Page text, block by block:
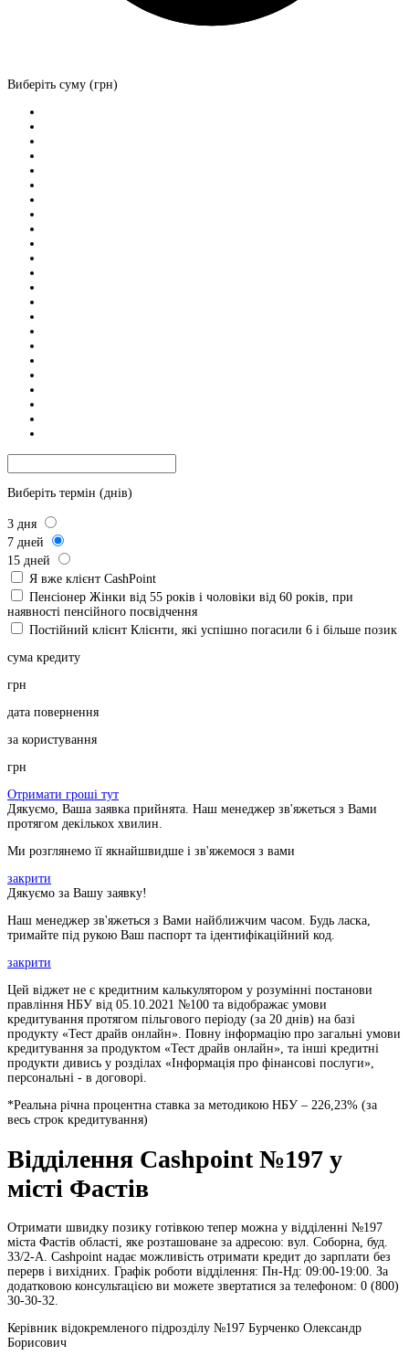
Виберіть суму (грн)
Виберіть термін (днів)
3 дня
7 дней
15 дней
Я вже клієнт CashPoint
Пенсіонер Жінки від 55 років і чоловіки від 60 років, при
наявності пенсійного посвідчення
Постійний клієнт Клієнти, які успішно погасили 6 і більше позик
сума кредиту
грн
дата повернення
за користування
грн
Отримати гроші тут
Дякуємо, Ваша заявка прийнята. Наш менеджер зв'яжеться з Вами
протягом декількох хвилин.
Ми розглянемо її якнайшвидше і зв'яжемося з вами
закрити
Дякуємо за Вашу заявку!
Наш менеджер зв'яжеться з Вами найближчим часом. Будь ласка,
тримайте під рукою Ваш паспорт та ідентифікаційний код.
закрити
Цей віджет не є кредитним калькулятором у розумінні постанови
правління НБУ від 05.10.2021 №100 та відображає умови
кредитування протягом пільгового періоду (за 20 днів) на базі
продукту «Тест драйв онлайн». Повну інформацію про загальні умови
кредитування за продуктом «Тест драйв онлайн», та інші кредитні
продукти дивись у розділах «Інформація про фінансові послуги»,
персональні - в договорі.
*Реальна річна процентна ставка за методикою НБУ – 226,23% (за
весь строк кредитування)
Відділення Cashpoint №197 у
місті Фастів
Отримати швидку позику готівкою тепер можна у відділенні №197
міста Фастів області, яке розташоване за адресою: вул. Соборна, буд.
33/2-А. Cashpoint надає можливість отримати кредит до зарплати без
перерв і вихідних. Графік роботи відділення: Пн-Нд: 09:00-19:00. За
додатковою консультацією ви можете звертатися за телефоном: 0 (800)
30-30-32.
Керівник відокремленого підрозділу №197 Бурченко Олександр
Борисович